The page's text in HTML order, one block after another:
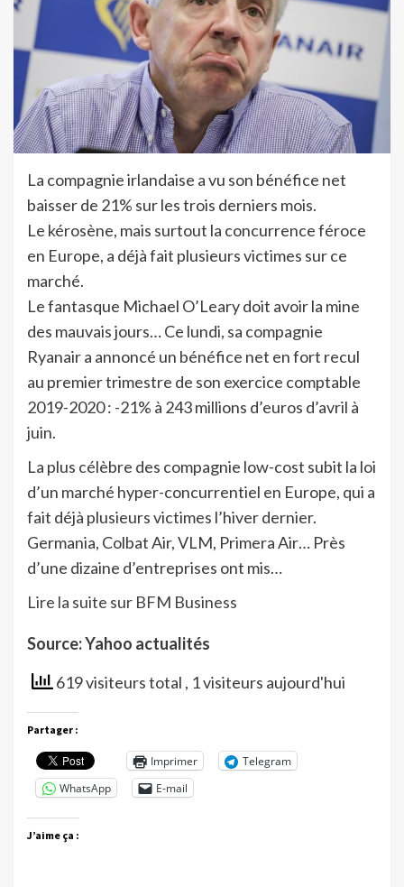
La compagnie irlandaise a vu son bénéfice net
baisser de 21% sur les trois derniers mois.
Le kérosène, mais surtout la concurrence féroce
en Europe, a déjà fait plusieurs victimes sur ce
marché.
Le fantasque Michael O’Leary doit avoir la mine
des mauvais jours… Ce lundi, sa compagnie
Ryanair a annoncé un bénéfice net en fort recul
au premier trimestre de son exercice comptable
2019-2020 : -21% à 243 millions d’euros d’avril à
juin.
La plus célèbre des compagnie low-cost subit la loi
d’un marché hyper-concurrentiel en Europe, qui a
fait déjà plusieurs victimes l’hiver dernier.
Germania, Colbat Air, VLM, Primera Air… Près
d’une dizaine d’entreprises ont mis…
Lire la suite sur BFM Business
Source: Yahoo actualités
619 visiteurs total , 1 visiteurs aujourd'hui
Partager :
Imprimer
Telegram
WhatsApp
E-mail
J’aime ça :